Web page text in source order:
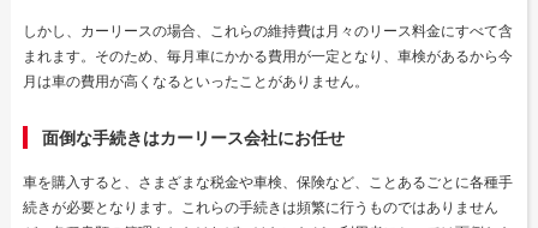
しかし、カーリースの場合、これらの維持費は月々のリース料金にすべて含
まれます。そのため、毎月車にかかる費用が一定となり、車検があるから今
月は車の費用が高くなるといったことがありません。
面倒な手続きはカーリース会社にお任せ
車を購入すると、さまざまな税金や車検、保険など、ことあるごとに各種手
続きが必要となります。これらの手続きは頻繁に行うものではありません